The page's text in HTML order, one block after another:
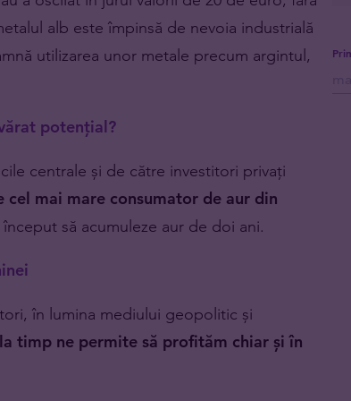
alb este împinsă de nevoia industrială
utilizarea unor metale precum argintul,
potențial?
centrale și de către investitori privați
cel mai mare consumator de aur din
să acumuleze aur de doi ani.
în lumina mediului geopolitic și
timp ne permite să profităm chiar și în